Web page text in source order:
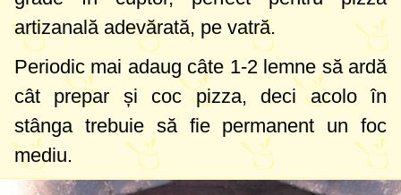
artizanală adevărată, pe vatră.
Periodic mai adaug câte 1-2 lemne să ardă
cât prepar și coc pizza, deci acolo în
stânga trebuie să fie permanent un foc
mediu.